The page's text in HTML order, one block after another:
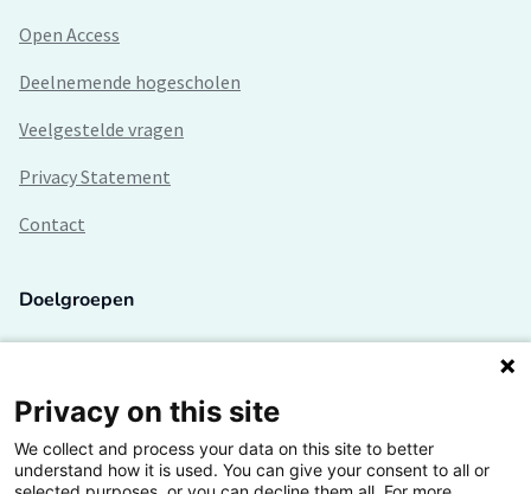
Open Access
Deelnemende hogescholen
Veelgestelde vragen
Privacy Statement
Contact
Doelgroepen
Lectoren en onderzoekers
Bedrijven
Privacy on this site
We collect and process your data on this site to better
understand how it is used. You can give your consent to all or